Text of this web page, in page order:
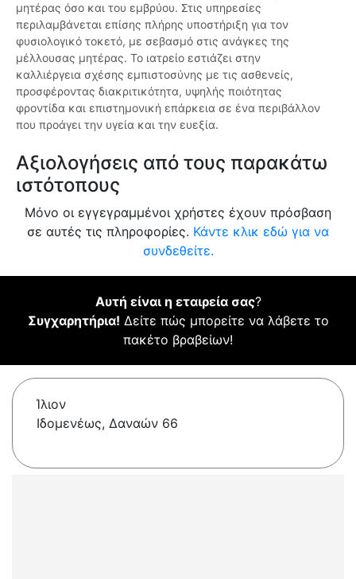
μητέρας όσο και του εμβρύου. Στις υπηρεσίες
περιλαμβάνεται επίσης πλήρης υποστήριξη για τον
φυσιολογικό τοκετό, με σεβασμό στις ανάγκες της
μέλλουσας μητέρας. Το ιατρείο εστιάζει στην
καλλιέργεια σχέσης εμπιστοσύνης με τις ασθενείς,
προσφέροντας διακριτικότητα, υψηλής ποιότητας
φροντίδα και επιστημονική επάρκεια σε ένα περιβάλλον
που προάγει την υγεία και την ευεξία.
Αξιολογήσεις από τους παρακάτω
ιστότοπους
Μόνο οι εγγεγραμμένοι χρήστες έχουν πρόσβαση
σε αυτές τις πληροφορίες. Κάντε κλικ εδώ για να
συνδεθείτε.
Αυτή είναι η εταιρεία σας?
Συγχαρητήρια! Δείτε πώς μπορείτε να λάβετε το
πακέτο βραβείων!
Ίλιον
Ιδομενέως, Δαναών 66